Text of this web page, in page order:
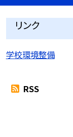
リンク
学校環境整備
RSS